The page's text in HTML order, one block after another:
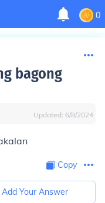
0
bagong
Updated: 6/8/2024
Copy
Add Your Answer